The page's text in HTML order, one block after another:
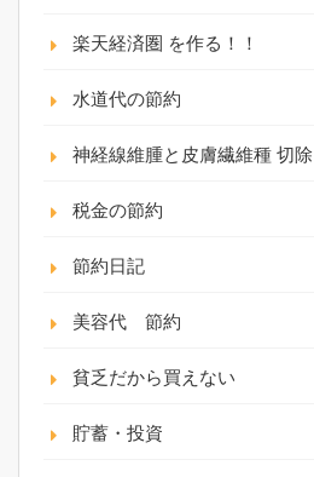
楽天経済圏 を作る！！
水道代の節約
神経線維腫と皮膚繊維種 切除
税金の節約
節約日記
美容代 節約
貧乏だから買えない
貯蓄・投資